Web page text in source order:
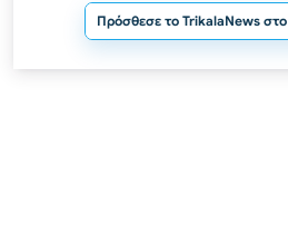
Πρόσθεσε το TrikalaNews στο